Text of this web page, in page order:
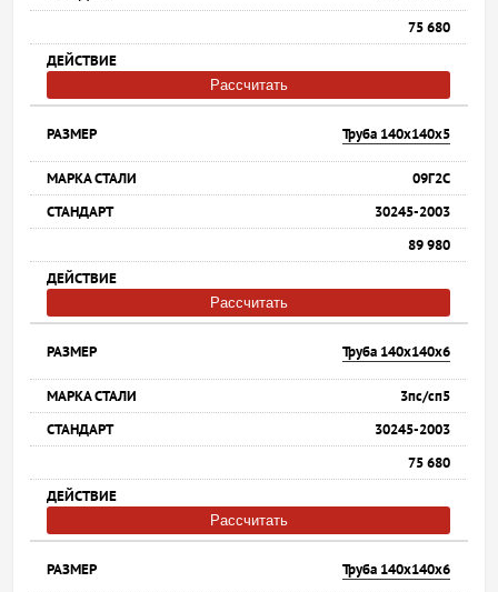
75 680
Рассчитать
Труба 140х140х5
09Г2С
30245-2003
89 980
Рассчитать
Труба 140х140х6
3пс/сп5
30245-2003
75 680
Рассчитать
Труба 140х140х6